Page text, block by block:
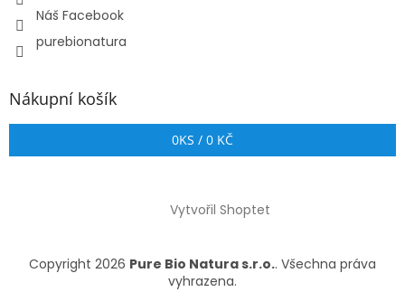
Náš Facebook
purebionatura
Nákupní košík
0KS / 0 KČ
Vytvořil Shoptet
Copyright 2026 Pure Bio Natura s.r.o.. Všechna práva
vyhrazena.